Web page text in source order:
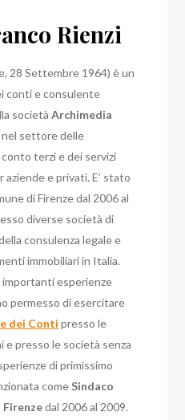
Rienzi
28 Settembre 1964) è un
conti e consulente
societàArchimedia
settore delle
terzi e dei servizi
e privati. E’ stato
di Firenze dal 2006 al
diverse società di
consulenza legale e
immobiliari in Italia.
importanti esperienze
permesso di esercitare
dei Conti presso le
e presso le società senza
di primissimo
come Sindaco
Firenzedal 2006 al 2009.